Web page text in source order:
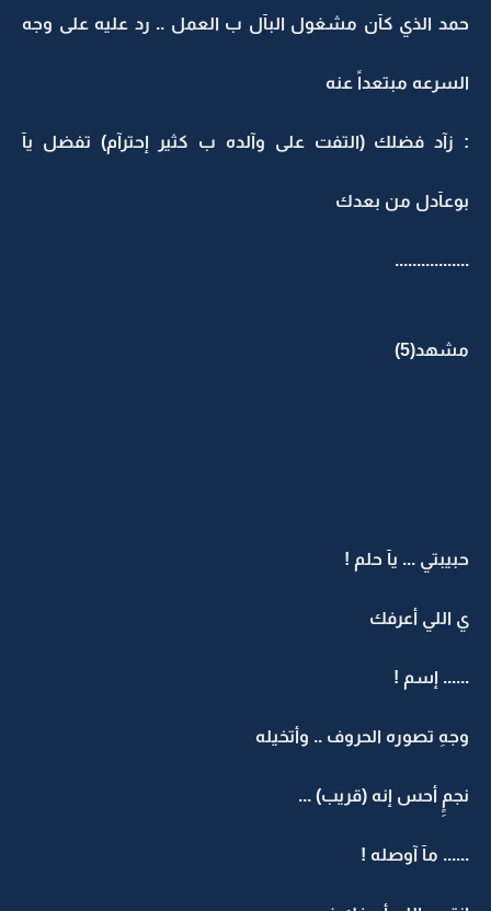
حمد الذي كآن مشغول البآل ب العمل .. رد عليه على وجه
السرعه مبتعداً عنه
: زآد فضلك (التفت على وآلده ب كثير إحترآم) تفضل يآ
بوعآدل من بعدك
.................
مشهد(5)
حبيبتي ... يآ حلم !
ي اللي أعرفك
...... إسم !
وجهِ تصوره الحروف .. وأتخيله
نجمٍِ أحس إنه (قريب) ...
...... مآ آوصله !